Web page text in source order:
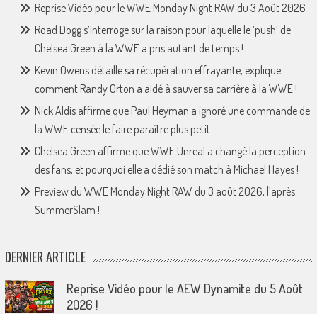
Reprise Vidéo pour le WWE Monday Night RAW du 3 Août 2026
Road Dogg s’interroge sur la raison pour laquelle le ‘push’ de
Chelsea Green à la WWE a pris autant de temps !
Kevin Owens détaille sa récupération effrayante, explique
comment Randy Orton a aidé à sauver sa carrière à la WWE !
Nick Aldis affirme que Paul Heyman a ignoré une commande de
la WWE censée le faire paraître plus petit
Chelsea Green affirme que WWE Unreal a changé la perception
des fans, et pourquoi elle a dédié son match à Michael Hayes !
Preview du WWE Monday Night RAW du 3 août 2026, l’après
SummerSlam !
DERNIER ARTICLE
Reprise Vidéo pour le AEW Dynamite du 5 Août
2026 !